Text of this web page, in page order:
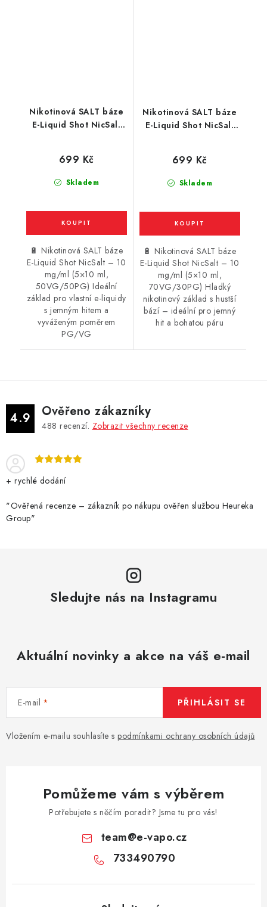
Nikotinová SALT báze
E-Liquid Shot NicSalt
Skladem
699 Kč
🔋 Nikotinová SALT báze
E-Liquid Shot NicSalt – 10
mg/ml (5×10 ml,
50VG/50PG) Ideální
základ pro vlastní e-liquidy
s jemným hitem a
vyváženým poměrem
PG/VG
Nikotinová SALT báze
E-Liquid Shot NicSalt
Skladem
699 Kč
🔋 Nikotinová SALT báze
E-Liquid Shot NicSalt – 10
mg/ml (5×10 ml,
70VG/30PG) Hladký
nikotinový základ s hustší
bází – ideální pro jemný
hit a bohatou páru
4.9 Ověřeno zákazníky
488 recenzí. Zobrazit všechny recenze
+ rychlé dodání
"Ověřená recenze – zákazník po nákupu ověřen službou Heureka
Group"
Sledujte nás na Instagramu
Aktuální novinky a akce na váš e-mail
E-mail
Vložením e-mailu souhlasíte s podmínkami ochrany osobních údajů
PŘIHLÁSIT SE
Pomůžeme vám s výběrem
Potřebujete s něčím poradit? Jsme tu pro vás!
team@e-vapo.cz
733490790